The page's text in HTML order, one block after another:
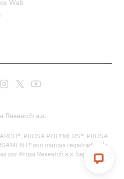
Web
Research a.s.
PRUSA POLYMERS®, PRUSA
son marcas registradas de
por Prusa Research a.s. bajo licencia